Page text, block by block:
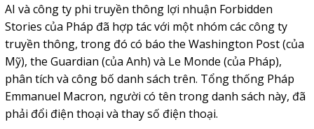
AI và công ty phi truyền thông lợi nhuận Forbidden
Stories của Pháp đã hợp tác với một nhóm các công ty
truyền thông, trong đó có báo the Washington Post (của
Mỹ), the Guardian (của Anh) và Le Monde (của Pháp),
phân tích và công bố danh sách trên. Tổng thống Pháp
Emmanuel Macron, người có tên trong danh sách này, đã
phải đổi điện thoại và thay số điện thoại.